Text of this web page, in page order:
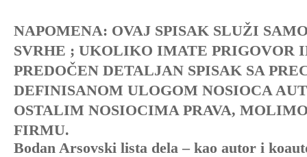
NAPOMENA: OVAJ SPISAK SLUŽI
SVRHE ; UKOLIKO IMATE PRIGOVOR
PREDOČEN DETALJAN SPISAK SA
DEFINISANOM ULOGOM NOSIOCA
OSTALIM NOSIOCIMA PRAVA,
FIRMU.
Bodan Arsovski lista dela – kao autor i